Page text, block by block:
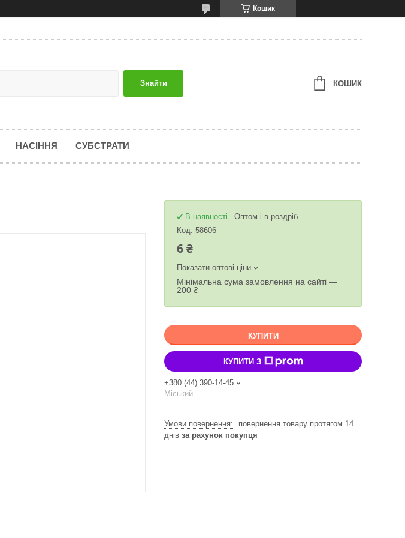
Кошик
Знайти КОШИК
НАСІННЯ СУБСТРАТИ
В наявності
Оптом і в роздріб
Код: 58606
6 ₴
Показати оптові ціни
Мінімальна сума замовлення на сайті —
200 ₴
КУПИТИ
КУПИТИ З
+380 (44) 390-14-45
Міський
повернення товару протягом 14
днів за рахунок покупця